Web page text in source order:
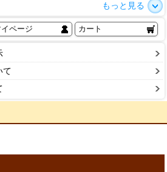
もっと見る
イページ カート
て